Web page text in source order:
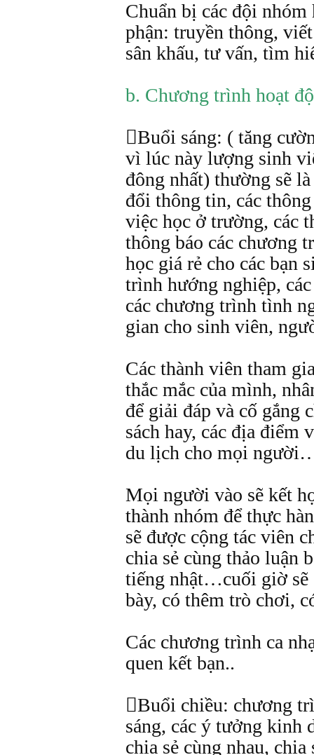
Chuẩn bị các đội
phận: truyền thông,
sân khấu, tư vấn, tìm
b. Chương trình hoạt
Buổi sáng: ( tăng
vì lúc này lượng sinh
đông nhất) thường sẽ
đổi thông tin, các
việc học ở trường, các
thông báo các chương
học giá rẻ cho các bạn
trình hướng nghiệp,
các chương trình tình
gian cho sinh viên,
Các thành viên tham
thắc mắc của mình,
để giải đáp và cố gắng
sách hay, các địa điểm
du lịch cho mọi
Mọi người vào sẽ kết
thành nhóm để thực
sẽ được cộng tác viên
chia sẻ cùng thảo luận
tiếng nhật…cuối giờ sẽ
bày, có thêm trò chơi,
Các chương trình ca
quen kết bạn..
Buổi chiều: chương
sáng, các ý tưởng kinh
chia sẻ cùng nhau,